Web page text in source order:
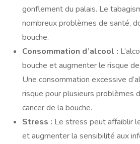
gonflement du palais. Le
nombreux problèmes de santé,
bouche.
Consommation d’alcool :
bouche et augmenter le risque
Une consommation excessive
risque pour plusieurs problèmes
cancer de la bouche.
Stress : Le stress peut affaiblir
et augmenter la sensibilité aux